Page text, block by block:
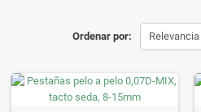
Ordenar por: Relevancia